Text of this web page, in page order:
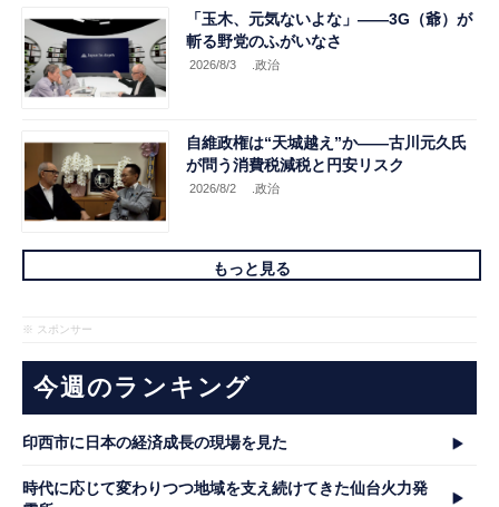
「玉木、元気ないよな」――3G（爺）が
斬る野党のふがいなさ
2026/8/3 .政治
自維政権は“天城越え”か――古川元久氏
が問う消費税減税と円安リスク
2026/8/2 .政治
もっと見る
※ スポンサー
今週のランキング
印西市に日本の経済成長の現場を見た
時代に応じて変わりつつ地域を支え続けてきた仙台火力発